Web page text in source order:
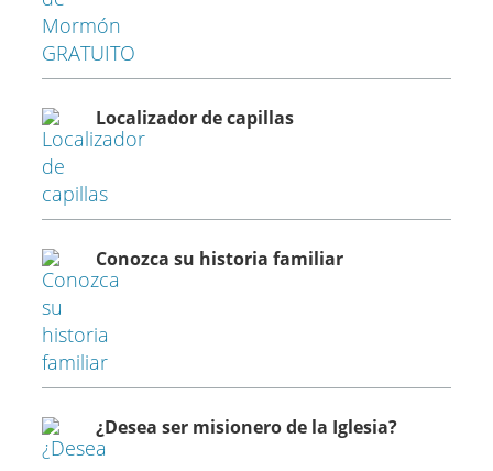
Localizador de capillas
Conozca su historia familiar
¿Desea ser misionero de la Iglesia?